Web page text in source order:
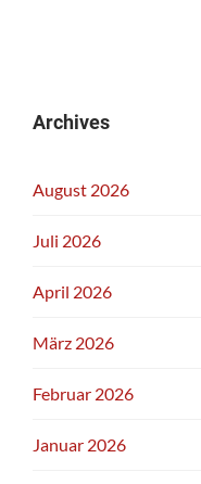
Archives
August 2026
Juli 2026
April 2026
März 2026
Februar 2026
Januar 2026